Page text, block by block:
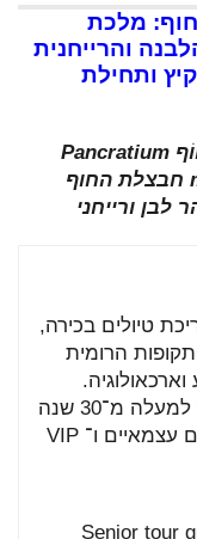
מלכת
והרייחנית
ותחילת
חֲבַצֶּלֶת הַחוֹף Pancratium
maritimum חבצלת החוף
לבן ורייחני
טיוליםבכירה,
הרומית
וארכאולוגיה.
למעלה מ־30 שנה
עצמאיים ו־VIP
Senior tour